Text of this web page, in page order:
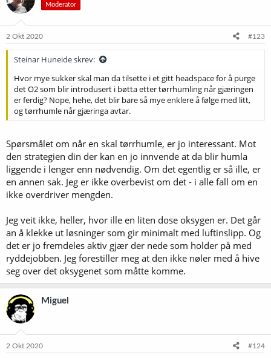
j
o
e
Moderator
2 Okt 2020 #123
Steinar Huneide skrev:
Hvor mye sukker skal man da tilsette i et gitt headspace for å purge
det O2 som blir introdusert i bøtta etter tørrhumling når gjæringen
er ferdig? Nope, hehe, det blir bare så mye enklere å følge med litt,
og tørrhumle når gjæringa avtar.
Spørsmålet om når en skal tørrhumle, er jo interessant. Mot
den strategien din der kan en jo innvende at da blir humla
liggende i lenger enn nødvendig. Om det egentlig er så ille, er
en annen sak. Jeg er ikke overbevist om det - i alle fall om en
ikke overdriver mengden.
Jeg veit ikke, heller, hvor ille en liten dose oksygen er. Det går
an å klekke ut løsninger som gir minimalt med luftinslipp. Og
det er jo fremdeles aktiv gjær der nede som holder på med
ryddejobben. Jeg forestiller meg at den ikke nøler med å hive
seg over det oksygenet som måtte komme.
Miguel
2 Okt 2020 #124